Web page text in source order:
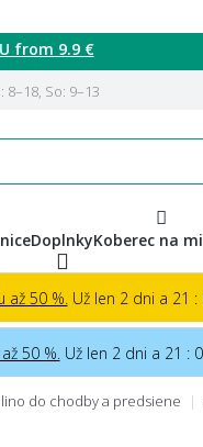
from 9.9 €
8–18, So: 9–13
DoplnkyKoberec na
až 50 %. Už len 2 dni a 21 :
50 %. Už len 2 dni a 21 :
lino do chodby a predsiene